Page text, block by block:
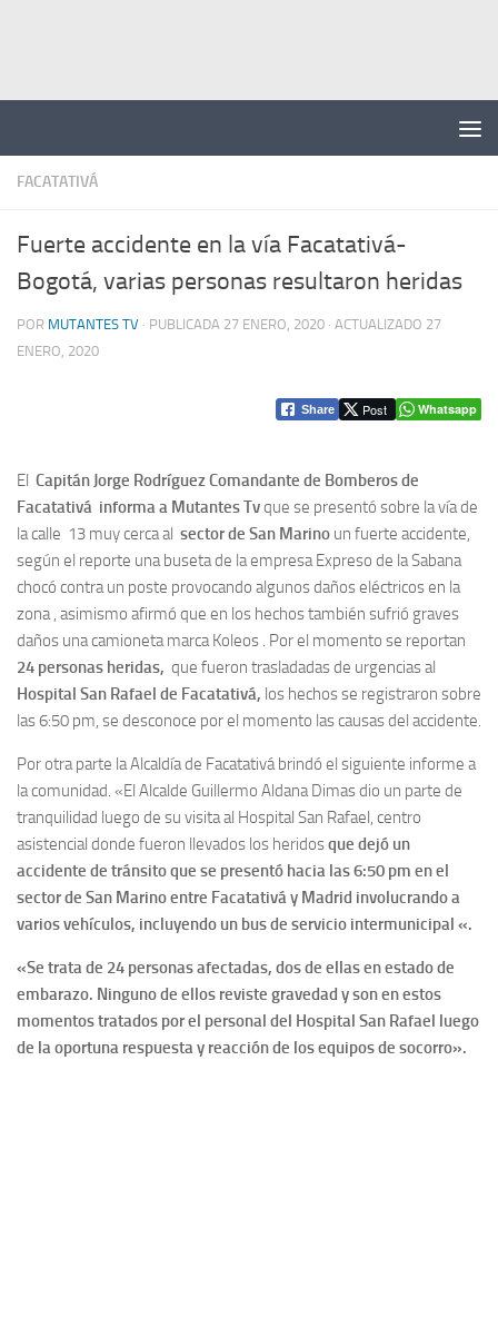
FACATATIVÁ
Fuerte accidente en la vía Facatativá-
Bogotá, varias personas resultaron heridas
POR MUTANTES TV · PUBLICADA 27 ENERO, 2020 · ACTUALIZADO 27
ENERO, 2020
Share Post Whatsapp
El Capitán Jorge Rodríguez Comandante de Bomberos de
Facatativá informa a Mutantes Tvque se presentó sobre la vía de
la calle 13 muy cerca al sector de San Marino un fuerte accidente,
según el reporte una buseta de la empresa Expreso de la Sabana
chocó contra un poste provocando algunos daños eléctricos en la
zona , asimismo afirmó que en los hechos también sufrió graves
daños una camioneta marca Koleos . Por el momento se reportan
24 personas heridas, que fueron trasladadas de urgencias al
Hospital San Rafael de Facatativá, los hechos se registraron sobre
las 6:50 pm, se desconoce por el momento las causas del accidente.
Por otra parte la Alcaldía de Facatativá brindó el siguiente informe a
la comunidad. «El Alcalde Guillermo Aldana Dimas dio un parte de
tranquilidad luego de su visita al Hospital San Rafael, centro
asistencial donde fueron llevados los heridosque dejó un
accidente de tránsito que se presentó hacia las 6:50 pm en el
sector de San Marino entre Facatativá y Madrid involucrando a
varios vehículos, incluyendo un bus de servicio intermunicipal «.
«Se trata de 24 personas afectadas, dos de ellas en estado de
embarazo. Ninguno de ellos reviste gravedad y son en estos
momentos tratados por el personal del Hospital San Rafael luego
de la oportuna respuesta y reacción de los equipos de socorro».